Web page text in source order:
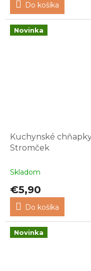
Do košíka
Novinka
Kuchynské
Stromček
Skladom
€5,90
Do košíka
Novinka